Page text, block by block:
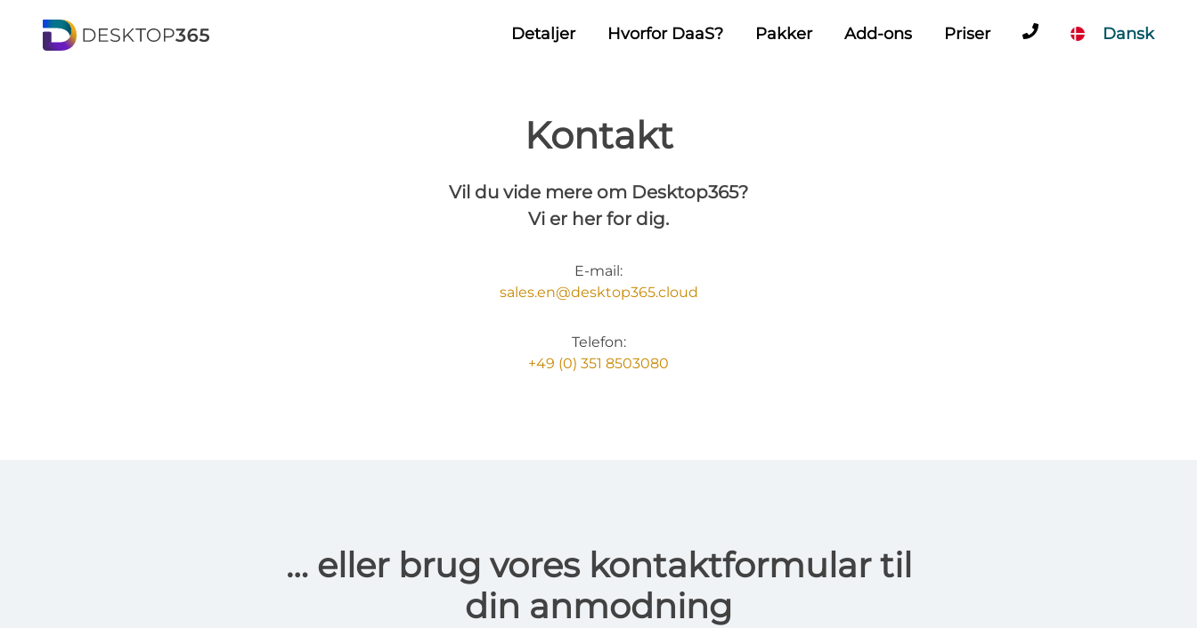
Detaljer Hvorfor DaaS? Pakker Add-ons Priser Dansk
Kontakt
Vil du vide mere om Desktop365?
Vi er her for dig.
E-mail:
sales.en@desktop365.cloud
Telefon:
+49 (0) 351 8503080
… eller brug vores kontaktformular til
din anmodning